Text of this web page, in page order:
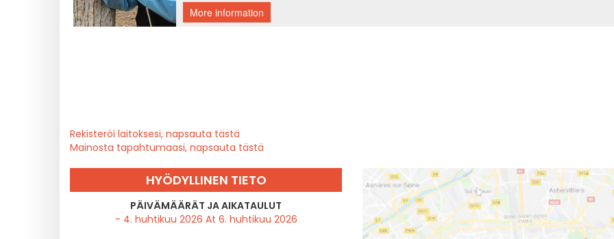
Rekisteröi laitoksesi, napsauta tästä
Mainosta tapahtumaasi, napsauta tästä
HYÖDYLLINEN TIETO
PÄIVÄMÄÄRÄT JA AIKATAULUT
- 4. huhtikuu 2026 At 6. huhtikuu 2026